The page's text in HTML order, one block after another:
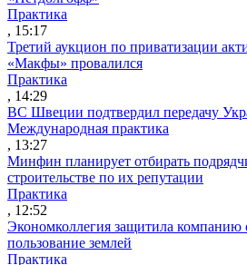
Практика
, 15:17
Третий аукцион по приватизации
«Макфы» провалился
Практика
, 14:29
ВС Швеции подтвердил передачу
Международная практика
, 13:27
Минфин планирует отбирать
строительстве по их репутации
Практика
, 12:52
Экономколлегия защитила компанию
пользование землей
Практика